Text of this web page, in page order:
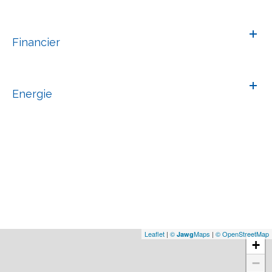
Financier
Energie
+
−
Leaflet | © JawgMaps | © OpenStreetMap